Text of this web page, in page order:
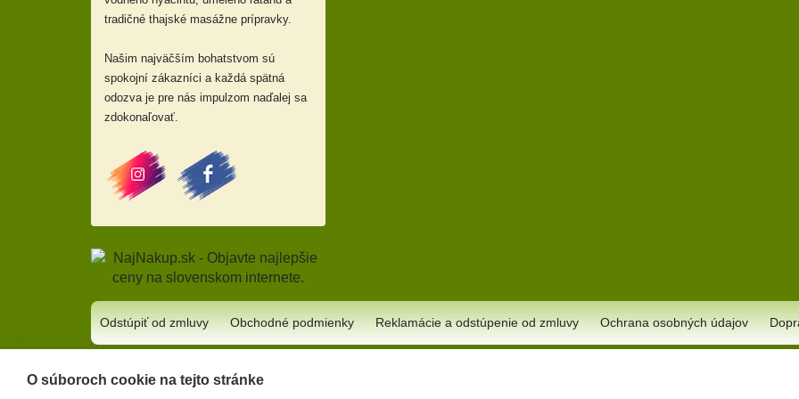
tradičné thajské masážne prípravky.
Našim najväčším bohatstvom sú
spokojní zákazníci a každá spätná
odozva je pre nás impulzom naďalej sa
zdokonaľovať.
Odstúpiť od zmluvy Obchodné podmienky Reklamácie a odstúpenie od zmluvy Ochrana osobných údajov
2008 – 2022©Soba s.r.o.|soba@soba.sk
O súboroch cookie na tejto stránke